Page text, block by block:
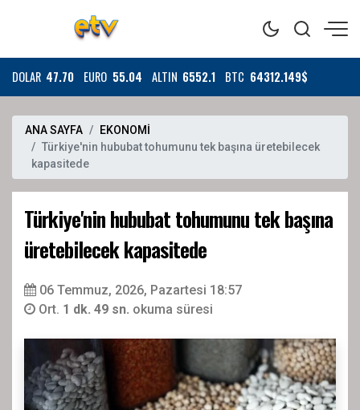
DOLAR 47.70 EURO 55.04 ALTIN 6552.1 BTC 64312.149$
ANA SAYFA
EKONOMİ
Türkiye'nin hububat tohumunu tek başına üretebilecek
kapasitede
Türkiye'nin hububat tohumunu tek başına
üretebilecek kapasitede
06 Temmuz, 2026, Pazartesi 18:57
Ort. 1 dk. 49 sn. okuma süresi